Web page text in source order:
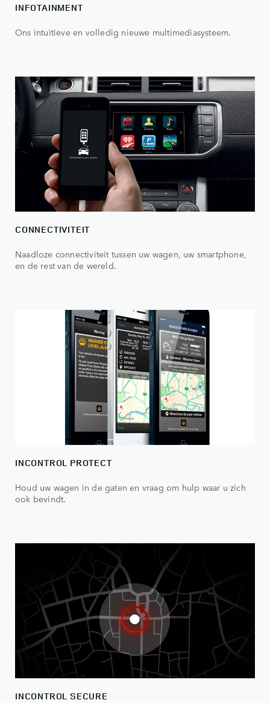
INFOTAINMENT
Ons intuïtieve en volledig nieuwe multimediasysteem.
CONNECTIVITEIT
Naadloze connectiviteit tussen uw wagen, uw smartphone,
en de rest van de wereld.
INCONTROL PROTECT
Houd uw wagen in de gaten en vraag om hulp waar u zich
ook bevindt.
INCONTROL SECURE